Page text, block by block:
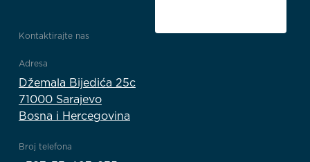
Kontaktirajte nas
Adresa
Džemala Bijedića 25c
71000 Sarajevo
Bosna i Hercegovina
Broj telefona